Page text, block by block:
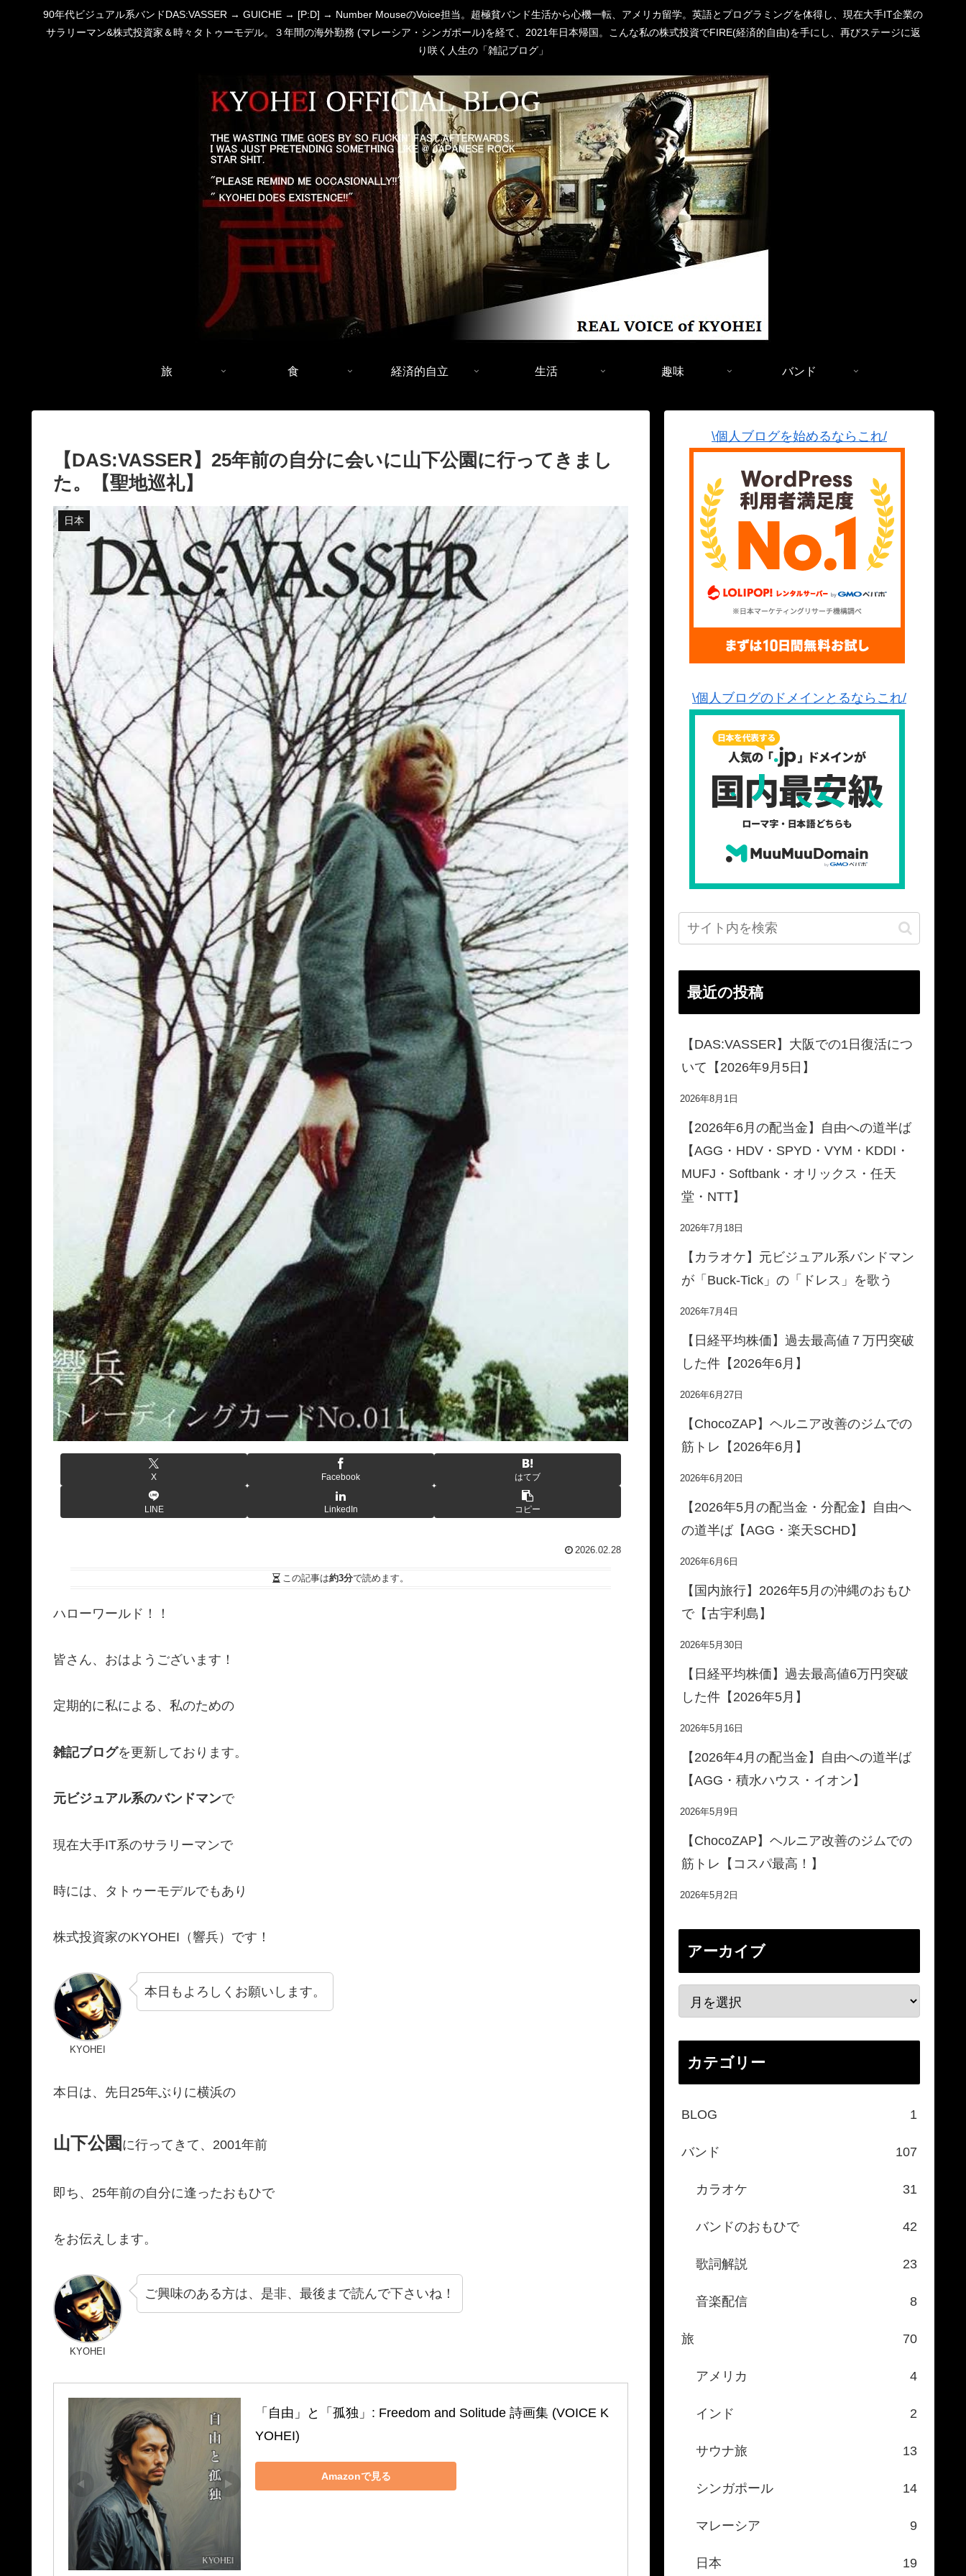
90年代ビジュアル系バンドDAS:VASSER → GUICHE → [P:D] → Number MouseのVoice担当。超極貧バンド生活から心機一転、アメリカ留学。英語とプログラミングを体得し、現在大手IT企業の
サラリーマン&株式投資家＆時々タトゥーモデル。３年間の海外勤務 (マレーシア・シンガポール)を経て、2021年日本帰国。こんな私の株式投資でFIRE(経済的自由)を手にし、再びステージに返
り咲く人生の「雑記ブログ」
旅 食 経済的自立 生活 趣味 バンド
【DAS:VASSER】25年前の自分に会いに山下公園に行ってきまし
た。【聖地巡礼】
日本
X Facebook はてブ
LINE LinkedIn コピー
2026.02.28
この記事は約3分で読めます。
ハローワールド！！
皆さん、おはようございます！
定期的に私による、私のための
雑記ブログを更新しております。
元ビジュアル系のバンドマンで
現在大手IT系のサラリーマンで
時には、タトゥーモデルでもあり
株式投資家のKYOHEI（響兵）です！
KYOHEI
本日もよろしくお願いします。
本日は、先日25年ぶりに横浜の
山下公園 に行ってきて、2001年前
即ち、25年前の自分に逢ったおもひで
をお伝えします。
KYOHEI
ご興味のある方は、是非、最後まで読んで下さいね！
「自由」と「孤独」: Freedom and Solitude 詩画集 (VOICE K
YOHEI)
Amazonで見る
\個人ブログを始めるならこれ/
\個人ブログのドメインとるならこれ/
最近の投稿
【DAS:VASSER】大阪での1日復活につ
いて【2026年9月5日】
2026年8月1日
【2026年6月の配当金】自由への道半ば
【AGG・HDV・SPYD・VYM・KDDI・
MUFJ・Softbank・オリックス・任天
堂・NTT】
2026年7月18日
【カラオケ】元ビジュアル系バンドマン
が「Buck-Tick」の「ドレス」を歌う
2026年7月4日
【日経平均株価】過去最高値７万円突破
した件【2026年6月】
2026年6月27日
【ChocoZAP】ヘルニア改善のジムでの
筋トレ【2026年6月】
2026年6月20日
【2026年5月の配当金・分配金】自由へ
の道半ば【AGG・楽天SCHD】
2026年6月6日
【国内旅行】2026年5月の沖縄のおもひ
で【古宇利島】
2026年5月30日
【日経平均株価】過去最高値6万円突破
した件【2026年5月】
2026年5月16日
【2026年4月の配当金】自由への道半ば
【AGG・積水ハウス・イオン】
2026年5月9日
【ChocoZAP】ヘルニア改善のジムでの
筋トレ【コスパ最高！】
2026年5月2日
アーカイブ
カテゴリー
BLOG 1
バンド 107
カラオケ 31
バンドのおもひで 42
歌詞解説 23
音楽配信 8
旅 70
アメリカ 4
インド 2
サウナ旅 13
シンガポール 14
マレーシア 9
日本 19